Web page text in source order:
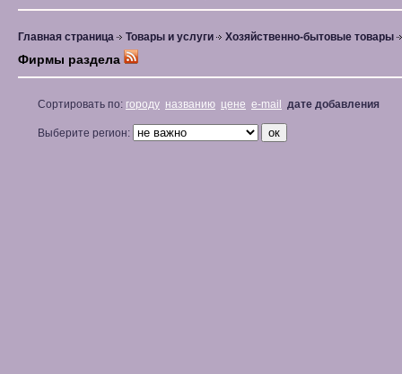
Главная страница Товары и услуги Хозяйственно-бытовые товары
Фирмы раздела
Сортировать по: городу названию цене e-mail дате добавления
Выберите регион: